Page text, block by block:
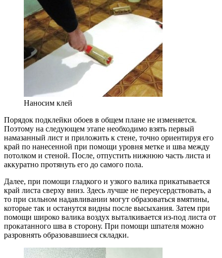
Наносим клей
Порядок подклейки обоев в общем плане не изменяется.
Поэтому на следующем этапе необходимо взять первый
намазанный лист и приложить к стене, точно ориентируя его
край по нанесенной при помощи уровня метке и шва между
потолком и стеной. После, отпустить нижнюю часть листа и
аккуратно протянуть его до самого пола.
Далее, при помощи гладкого и узкого валика прикатывается
край листа сверху вниз. Здесь лучше не переусердствовать, а
то при сильном надавливании могут образоваться вмятины,
которые так и останутся видны после высыхания. Затем при
помощи широко валика воздух выталкивается из-под листа от
прокатанного шва в сторону. При помощи шпателя можно
разровнять образовавшиеся складки.